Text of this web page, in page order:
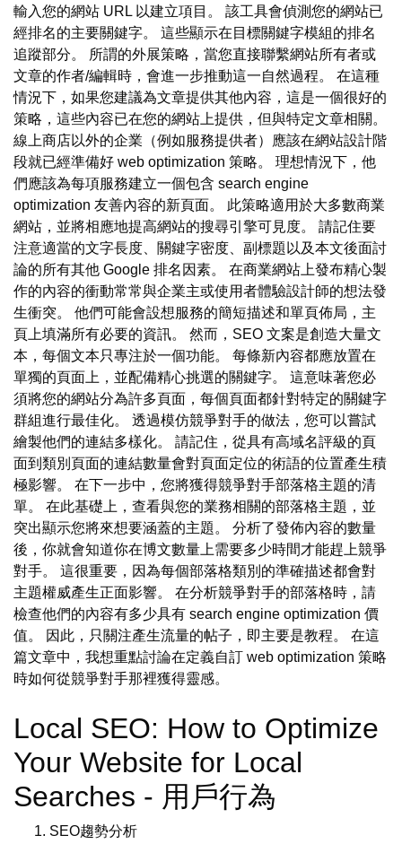
輸入您的網站 URL 以建立項目。 該工具會偵測您的網站已
經排名的主要關鍵字。 這些顯示在目標關鍵字模組的排名
追蹤部分。 所謂的外展策略，當您直接聯繫網站所有者或
文章的作者/編輯時，會進一步推動這一自然過程。 在這種
情況下，如果您建議為文章提供其他內容，這是一個很好的
策略，這些內容已在您的網站上提供，但與特定文章相關。
線上商店以外的企業（例如服務提供者）應該在網站設計階
段就已經準備好 web optimization 策略。 理想情況下，他
們應該為每項服務建立一個包含 search engine
optimization 友善內容的新頁面。 此策略適用於大多數商業
網站，並將相應地提高網站的搜尋引擎可見度。 請記住要
注意適當的文字長度、關鍵字密度、副標題以及本文後面討
論的所有其他 Google 排名因素。 在商業網站上發布精心製
作的內容的衝動常常與企業主或使用者體驗設計師的想法發
生衝突。 他們可能會設想服務的簡短描述和單頁佈局，主
頁上填滿所有必要的資訊。 然而，SEO 文案是創造大量文
本，每個文本只專注於一個功能。 每條新內容都應放置在
單獨的頁面上，並配備精心挑選的關鍵字。 這意味著您必
須將您的網站分為許多頁面，每個頁面都針對特定的關鍵字
群組進行最佳化。 透過模仿競爭對手的做法，您可以嘗試
繪製他們的連結多樣化。 請記住，從具有高域名評級的頁
面到類別頁面的連結數量會對頁面定位的術語的位置產生積
極影響。 在下一步中，您將獲得競爭對手部落格主題的清
單。 在此基礎上，查看與您的業務相關的部落格主題，並
突出顯示您將來想要涵蓋的主題。 分析了發佈內容的數量
後，你就會知道你在博文數量上需要多少時間才能趕上競爭
對手。 這很重要，因為每個部落格類別的準確描述都會對
主題權威產生正面影響。 在分析競爭對手的部落格時，請
檢查他們的內容有多少具有 search engine optimization 價
值。 因此，只關注產生流量的帖子，即主要是教程。 在這
篇文章中，我想重點討論在定義自訂 web optimization 策略
時如何從競爭對手那裡獲得靈感。
Local SEO: How to Optimize
Your Website for Local
Searches - 用戶行為
SEO趨勢分析